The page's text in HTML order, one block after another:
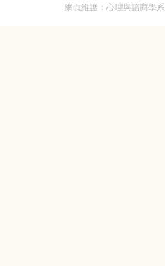
網頁維護：心理與諮商學系